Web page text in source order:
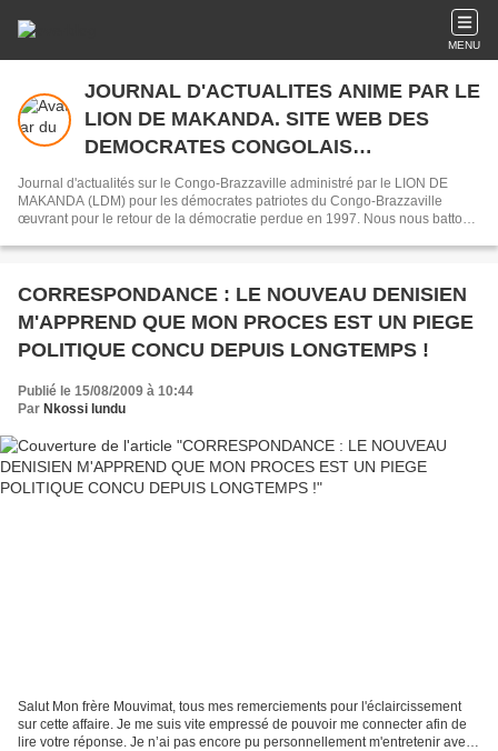
MENU
JOURNAL D'ACTUALITES ANIME PAR LE
LION DE MAKANDA. SITE WEB DES
DEMOCRATES CONGOLAIS
COMBATTANT LA DICTATURE SASSOU
NGUESSO
Journal d'actualités sur le Congo-Brazzaville administré par le LION DE
MAKANDA (LDM) pour les démocrates patriotes du Congo-Brazzaville
œuvrant pour le retour de la démocratie perdue en 1997. Nous nous battons
CORRESPONDANCE : LE NOUVEAU DENISIEN
M'APPREND QUE MON PROCES EST UN PIEGE
POLITIQUE CONCU DEPUIS LONGTEMPS !
Publié le 15/08/2009 à 10:44
Par Nkossi lundu
Salut Mon frère Mouvimat, tous mes remerciements pour l'éclaircissement
sur cette affaire. Je me suis vite empressé de pouvoir me connecter afin de
lire votre réponse. Je n’ai pas encore pu personnellement m'entretenir avec